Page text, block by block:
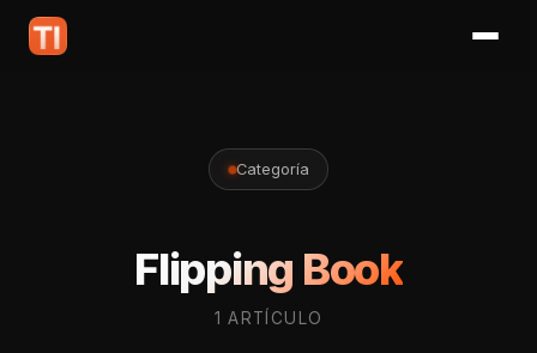
Categoría
Flipping Book
1 ARTÍCULO